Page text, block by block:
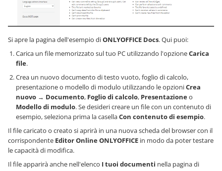
Si apre la pagina dell'esempio diONLYOFFICE Docs. Qui puoi:
Carica un file memorizzato sul tuo PC utilizzando l'opzioneCarica
file.
Crea un nuovo documento di testo vuoto, foglio di calcolo,
presentazione o modello di modulo utilizzando le opzioniCrea
nuovo → Documento, Foglio di calcolo, Presentazioneo
Modello di modulo. Se desideri creare un file con un contenuto di
esempio, seleziona prima la casellaCon contenuto di esempio.
Il file caricato o creato si aprirà in una nuova scheda del browser con il
corrispondente Editor Online ONLYOFFICE in modo da poter testare
le capacità di modifica.
Il file apparirà anche nell'elenco I tuoi documenti nella pagina di